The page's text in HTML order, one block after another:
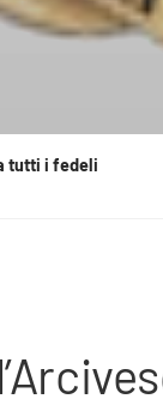
tutti i fedeli